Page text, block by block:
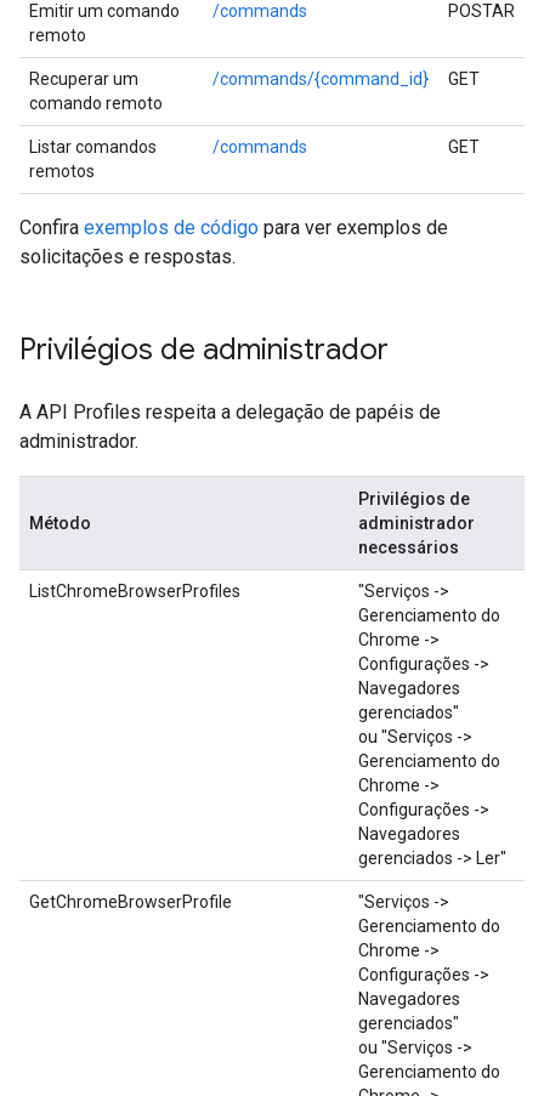
Emitir um comando
remoto
/commands POSTAR
Recuperar um
comando remoto
/commands/{command_id} GET
Listar comandos
remotos
/commands GET
Confira exemplos de código para ver exemplos de
solicitações e respostas.
Privilégios de administrador
A API Profiles respeita a delegação de papéis de
administrador.
Método
Privilégios de
administrador
necessários
ListChromeBrowserProfiles
"Serviços ->
Gerenciamento do
Chrome ->
Configurações ->
Navegadores
gerenciados"
ou "Serviços ->
Gerenciamento do
Chrome ->
Configurações ->
Navegadores
gerenciados -> Ler"
GetChromeBrowserProfile
"Serviços ->
Gerenciamento do
Chrome ->
Configurações ->
Navegadores
gerenciados"
ou "Serviços ->
Gerenciamento do